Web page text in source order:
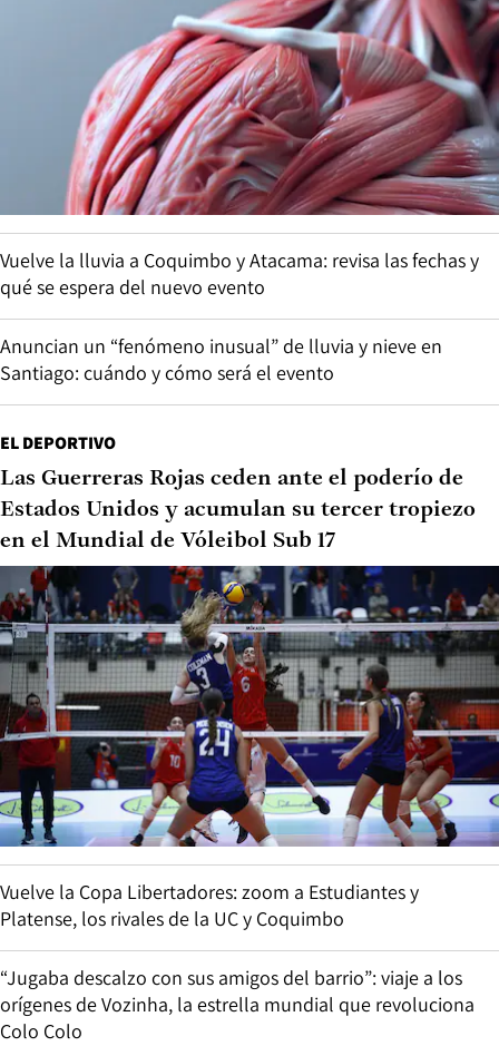
Vuelve la lluvia a Coquimbo y Atacama: revisa las fechas y
qué se espera del nuevo evento
Anuncian un “fenómeno inusual” de lluvia y nieve en
Santiago: cuándo y cómo será el evento
EL DEPORTIVO
Las Guerreras Rojas ceden ante el poderío de
Estados Unidos y acumulan su tercer tropiezo
en el Mundial de Vóleibol Sub 17
Vuelve la Copa Libertadores: zoom a Estudiantes y
Platense, los rivales de la UC y Coquimbo
“Jugaba descalzo con sus amigos del barrio”: viaje a los
orígenes de Vozinha, la estrella mundial que revoluciona
Colo Colo